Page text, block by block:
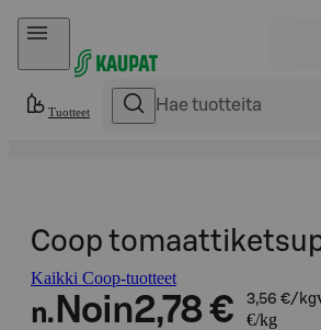
Hyppää sisältöön
Tuotteet
Coop
Kaikki Coop-tuotteet
n. Noin2,78 € 3,56 €/kg
€/kg